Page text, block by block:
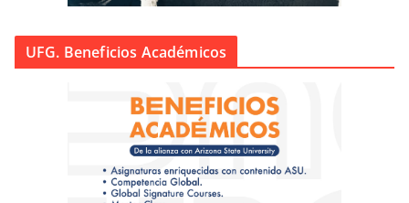
UFG. Beneficios Académicos